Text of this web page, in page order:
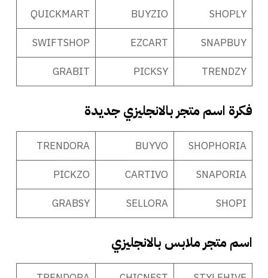
SHOPLY
BUYZIO
QUICKMART
SNAPBUY
EZCART
SWIFTSHOP
TRENDZY
PICKSY
GRABIT
فكرة اسم متجر بالانجليزي جديدة
SHOPHORIA
BUYVO
TRENDORA
SNAPORIA
CARTIVO
PICKZO
SHOPI
SELLORA
GRABSY
اسم متجر ملابس بالانجليزي